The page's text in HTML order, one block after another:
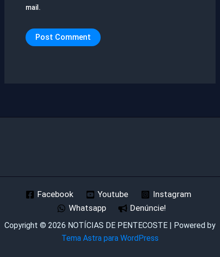
mail.
Facebook Youtube
Instagram
Whatsapp
Denúncie!
Copyright © 2026 NOTÍCIAS DE PENTECOSTE | Powered by
Tema Astra para WordPress